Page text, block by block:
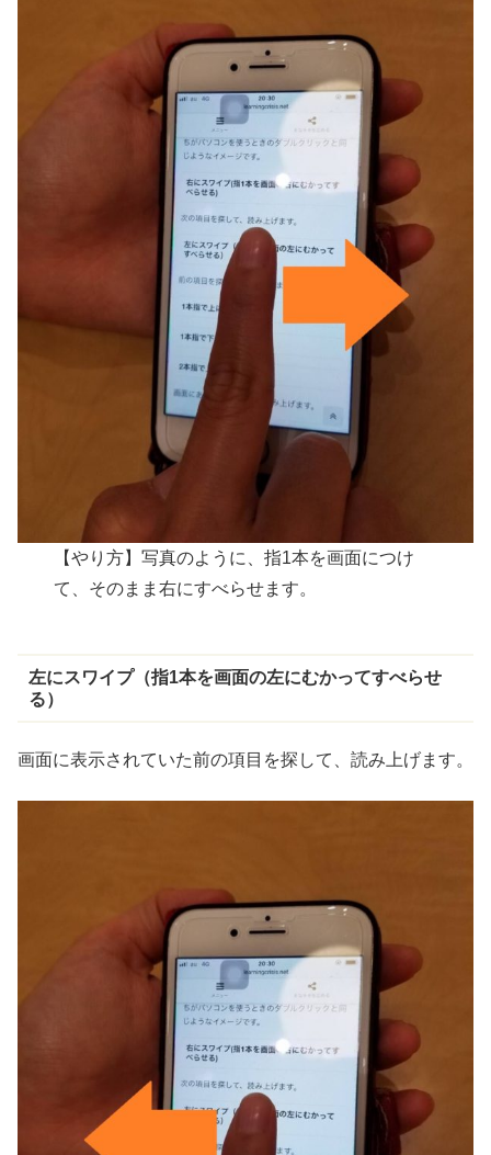
【やり方】写真のように、指1本を画面につけ
て、そのまま右にすべらせます。
左にスワイプ（指1本を画面の左にむかってすべらせ
る）
画面に表示されていた前の項目を探して、読み上げます。